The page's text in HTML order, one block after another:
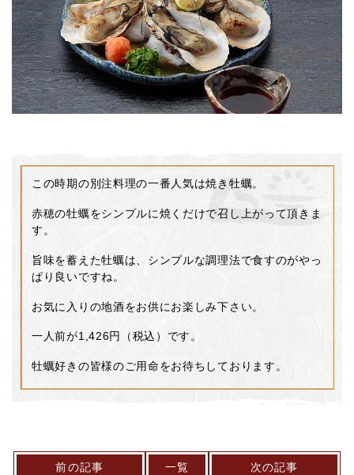
この時期の別注料理の一番人気は焼き牡蠣。
赤穂の牡蠣をシンプルに焼くだけで召し上がって頂きま
す。
旨味を蓄えた牡蠣は、シンプルな調理法で食すのがやっ
ぱり良いですね。
お気に入りの地酒をお供にお楽しみ下さい。
一人前が1,426円（税込）です。
牡蠣好きの皆様のご用命をお待ちしております。
前の記事 一覧 次の記事